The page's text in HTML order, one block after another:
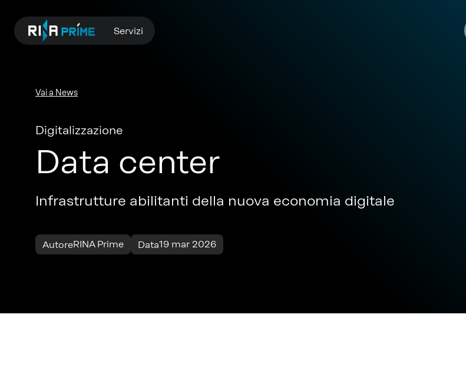
Servizi
Vai a News
Digitalizzazione
Data center
Infrastrutture abilitanti della nuova economia digitale
AutoreRINA Prime Data19 mar 2026